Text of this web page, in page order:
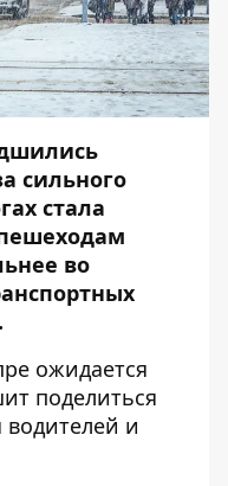
сильного
стала
во
ожидается
поделиться
и